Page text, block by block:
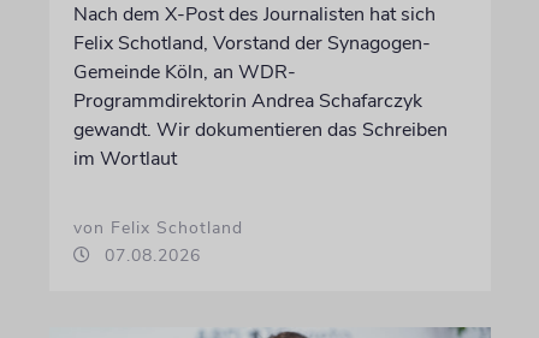
Nach dem X-Post des Journalisten hat sich
Felix Schotland, Vorstand der Synagogen-
Gemeinde Köln, an WDR-
Programmdirektorin Andrea Schafarczyk
gewandt. Wir dokumentieren das Schreiben
im Wortlaut
von Felix Schotland
07.08.2026